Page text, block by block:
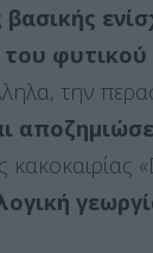
την
κακοκαιρίας